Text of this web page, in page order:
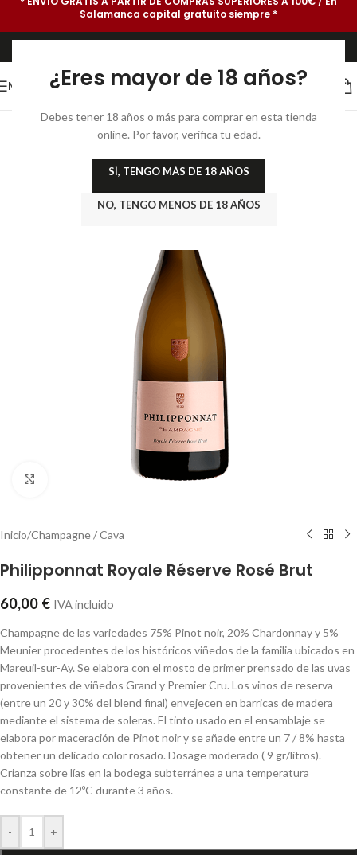
¿Eres mayor de 18 años?
Debes tener 18 años o más para comprar en esta tienda
online. Por favor, verifica tu edad.
SÍ, TENGO MÁS DE 18 AÑOS
NO, TENGO MENOS DE 18 AÑOS
Salamanca capital gratuito siempre *
MENU
Inicio/Champagne / Cava
Philipponnat Royale Réserve Rosé Brut
60,00 € IVA incluido
Champagne de las variedades 75% Pinot noir, 20% Chardonnay y 5%
Meunier procedentes de los históricos viñedos de la familia ubicados en
Mareuil-sur-Ay. Se elabora con el mosto de primer prensado de las uvas
provenientes de viñedos Grand y Premier Cru. Los vinos de reserva
(entre un 20 y 30% del blend final) envejecen en barricas de madera
mediante el sistema de soleras. El tinto usado en el ensamblaje se
elabora por maceración de Pinot noir y se añade entre un 7 / 8% hasta
obtener un delicado color rosado. Dosage moderado ( 9 gr/litros).
Crianza sobre lías en la bodega subterránea a una temperatura
constante de 12ºC durante 3 años.
- +